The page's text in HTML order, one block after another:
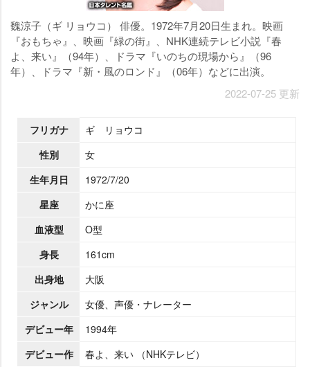
魏涼子（ギ リョウコ） 俳優。1972年7月20日生まれ。映画
『おもちゃ』、映画『緑の街』、NHK連続テレビ小説『春
よ、来い』（94年）、ドラマ『いのちの現場から』（96
年）、ドラマ『新・風のロンド』（06年）などに出演。
2022-07-25 更新
フリガナ
ギ リョウコ
性別
女
生年月日
1972/7/20
星座
かに座
血液型
O型
身長
161cm
出身地
大阪
ジャンル
女優、声優・ナレーター
デビュー年
1994年
デビュー作
春よ、来い （NHKテレビ）